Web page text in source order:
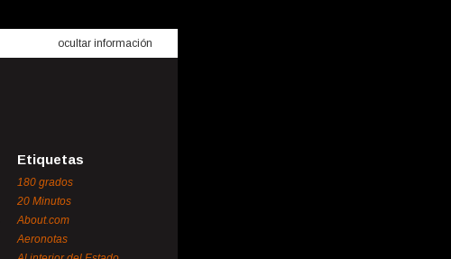
ocultar información
Etiquetas
180 grados
20 Minutos
About.com
Aeronotas